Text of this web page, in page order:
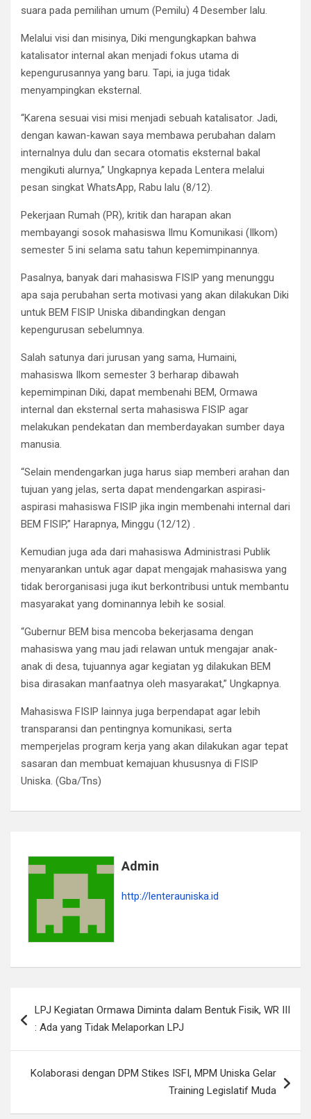
suara pada pemilihan umum (Pemilu) 4 Desember lalu.
Melalui visi dan misinya, Diki mengungkapkan bahwa
katalisator internal akan menjadi fokus utama di
kepengurusannya yang baru. Tapi, ia juga tidak
menyampingkan eksternal.
“Karena sesuai visi misi menjadi sebuah katalisator. Jadi,
dengan kawan-kawan saya membawa perubahan dalam
internalnya dulu dan secara otomatis eksternal bakal
mengikuti alurnya,” Ungkapnya kepada Lentera melalui
pesan singkat WhatsApp, Rabu lalu (8/12).
Pekerjaan Rumah (PR), kritik dan harapan akan
membayangi sosok mahasiswa Ilmu Komunikasi (Ilkom)
semester 5 ini selama satu tahun kepemimpinannya.
Pasalnya, banyak dari mahasiswa FISIP yang menunggu
apa saja perubahan serta motivasi yang akan dilakukan Diki
untuk BEM FISIP Uniska dibandingkan dengan
kepengurusan sebelumnya.
Salah satunya dari jurusan yang sama, Humaini,
mahasiswa Ilkom semester 3 berharap dibawah
kepemimpinan Diki, dapat membenahi BEM, Ormawa
internal dan eksternal serta mahasiswa FISIP agar
melakukan pendekatan dan memberdayakan sumber daya
manusia.
“Selain mendengarkan juga harus siap memberi arahan dan
tujuan yang jelas, serta dapat mendengarkan aspirasi-
aspirasi mahasiswa FISIP jika ingin membenahi internal dari
BEM FISIP,” Harapnya, Minggu (12/12) .
Kemudian juga ada dari mahasiswa Administrasi Publik
menyarankan untuk agar dapat mengajak mahasiswa yang
tidak berorganisasi juga ikut berkontribusi untuk membantu
masyarakat yang dominannya lebih ke sosial.
“Gubernur BEM bisa mencoba bekerjasama dengan
mahasiswa yang mau jadi relawan untuk mengajar anak-
anak di desa, tujuannya agar kegiatan yg dilakukan BEM
bisa dirasakan manfaatnya oleh masyarakat,” Ungkapnya.
Mahasiswa FISIP lainnya juga berpendapat agar lebih
transparansi dan pentingnya komunikasi, serta
memperjelas program kerja yang akan dilakukan agar tepat
sasaran dan membuat kemajuan khususnya di FISIP
Uniska. (Gba/Tns)
Admin
http://lenterauniska.id
posLPJ Kegiatan Ormawa Diminta dalam Bentuk Fisik, WR III
: Ada yang Tidak Melaporkan LPJ
Kolaborasi dengan DPM Stikes ISFI, MPM Uniska Gelar
Training Legislatif Muda